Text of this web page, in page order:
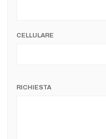
CELLULARE
RICHIESTA